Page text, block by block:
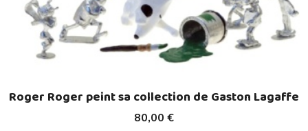
80,00 €
Roger Roger peint sa collection de Gaston Lagaffe